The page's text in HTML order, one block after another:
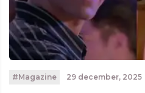
#Magazine 29 december, 2025